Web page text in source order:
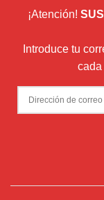
¡Atención!
Introduce tu
cada
Dirección
de